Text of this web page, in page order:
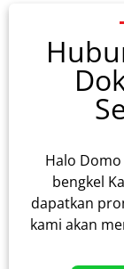
Halo
bengkel
dapatkan
kami akan